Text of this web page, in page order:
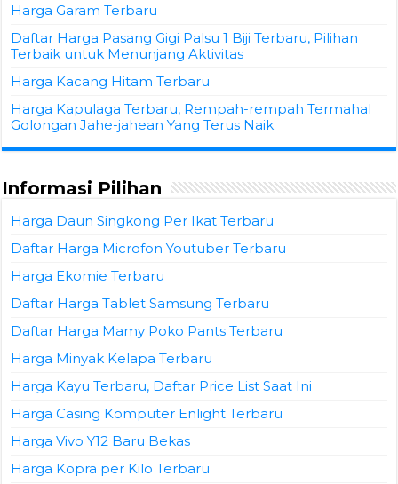
Harga Garam Terbaru
Daftar Harga Pasang Gigi Palsu 1 Biji Terbaru, Pilihan
Terbaik untuk Menunjang Aktivitas
Harga Kacang Hitam Terbaru
Harga Kapulaga Terbaru, Rempah-rempah Termahal
Golongan Jahe-jahean Yang Terus Naik
Informasi Pilihan
Harga Daun Singkong Per Ikat Terbaru
Daftar Harga Microfon Youtuber Terbaru
Harga Ekomie Terbaru
Daftar Harga Tablet Samsung Terbaru
Daftar Harga Mamy Poko Pants Terbaru
Harga Minyak Kelapa Terbaru
Harga Kayu Terbaru, Daftar Price List Saat Ini
Harga Casing Komputer Enlight Terbaru
Harga Vivo Y12 Baru Bekas
Harga Kopra per Kilo Terbaru